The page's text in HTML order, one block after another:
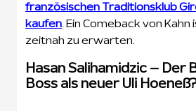
französischen Traditionsklub
kaufen . Ein Comeback von
zeitnah zu erwarten.
Hasan Salihamidzic – Der
Boss als neuer Uli